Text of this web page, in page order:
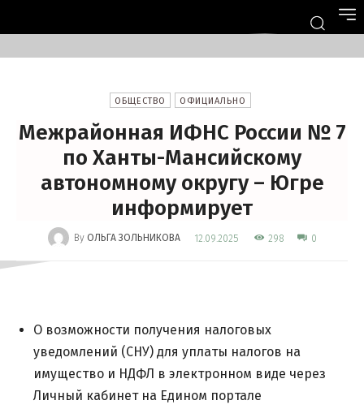
ОБЩЕСТВО ОФИЦИАЛЬНО
Межрайонная ИФНС России № 7
по Ханты-Мансийскому
автономному округу – Югре
информирует
By ОЛЬГА ЗОЛЬНИКОВА 12.09.2025 298 0
О возможности получения налоговых
уведомлений (СНУ) для уплаты налогов на
имущество и НДФЛ в электронном виде через
Личный кабинет на Едином портале